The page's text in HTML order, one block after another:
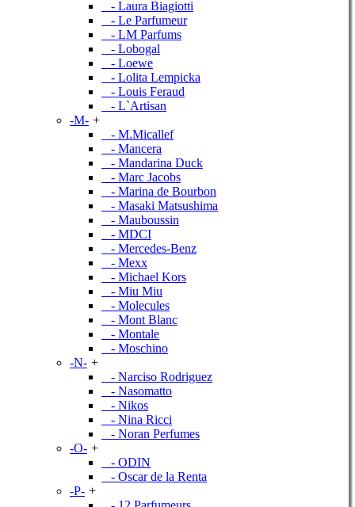
- Laura Biagiotti
- Le Parfumeur
- LM Parfums
- Lobogal
- Loewe
- Lolita Lempicka
- Louis Feraud
- L`Artisan
-M- +
- M.Micallef
- Mancera
- Mandarina Duck
- Marc Jacobs
- Marina de Bourbon
- Masaki Matsushima
- Mauboussin
- MDCI
- Mercedes-Benz
- Mexx
- Michael Kors
- Miu Miu
- Molecules
- Mont Blanc
- Montale
- Moschino
-N- +
- Narciso Rodriguez
- Nasomatto
- Nikos
- Nina Ricci
- Noran Perfumes
-O- +
- ODIN
- Oscar de la Renta
-P- +